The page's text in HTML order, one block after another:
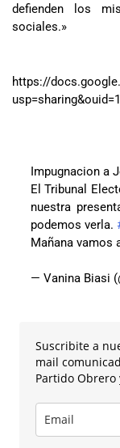
defienden los
sociales.»
https://
Impugnacion a
El Tribunal
nuestra
podemos verla.
Mañana vamos
— Vanina Biasi
Suscribite a
mail
Partido Obrero